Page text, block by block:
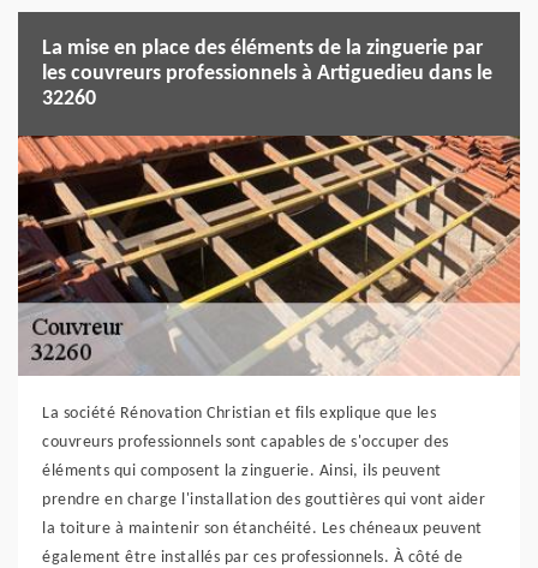
La mise en place des éléments de la zinguerie par
les couvreurs professionnels à Artiguedieu dans le
32260
La société Rénovation Christian et fils explique que les
couvreurs professionnels sont capables de s'occuper des
éléments qui composent la zinguerie. Ainsi, ils peuvent
prendre en charge l'installation des gouttières qui vont aider
la toiture à maintenir son étanchéité. Les chéneaux peuvent
également être installés par ces professionnels. À côté de